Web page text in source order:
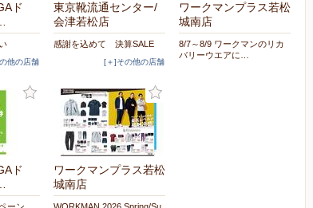
ド
他の店舗
東京靴流通センター/
会津若松店
感謝を込めて 決算SALE
[＋]その他の店舗
ワークマンプラス若松
城南店
8/7～8/9 ワークマンのリカ
バリーウエアに…
ド
ワークマンプラス若松
城南店